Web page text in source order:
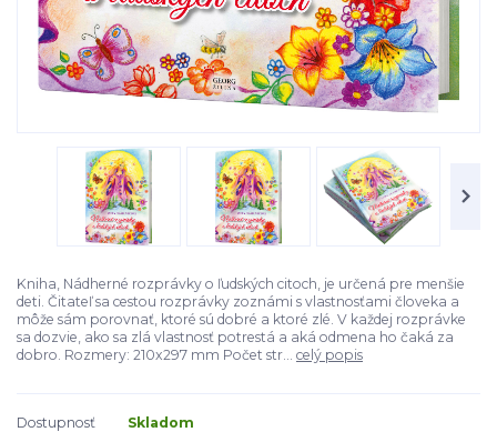
Kniha, Nádherné rozprávky o ľudských citoch, je určená pre menšie
deti. Čitateľ sa cestou rozprávky zoznámi s vlastnosťami človeka a
môže sám porovnať, ktoré sú dobré a ktoré zlé. V každej rozprávke
sa dozvie, ako sa zlá vlastnosť potrestá a aká odmena ho čaká za
dobro. Rozmery: 210x297 mm Počet str... celý popis
Dostupnosť
Skladom